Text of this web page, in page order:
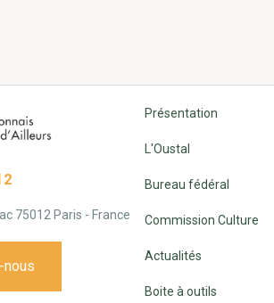
75012 Paris - France
nous
Présentation
L'Oustal
Bureau fédéral
Commission Culture
Actualités
Boite à outils